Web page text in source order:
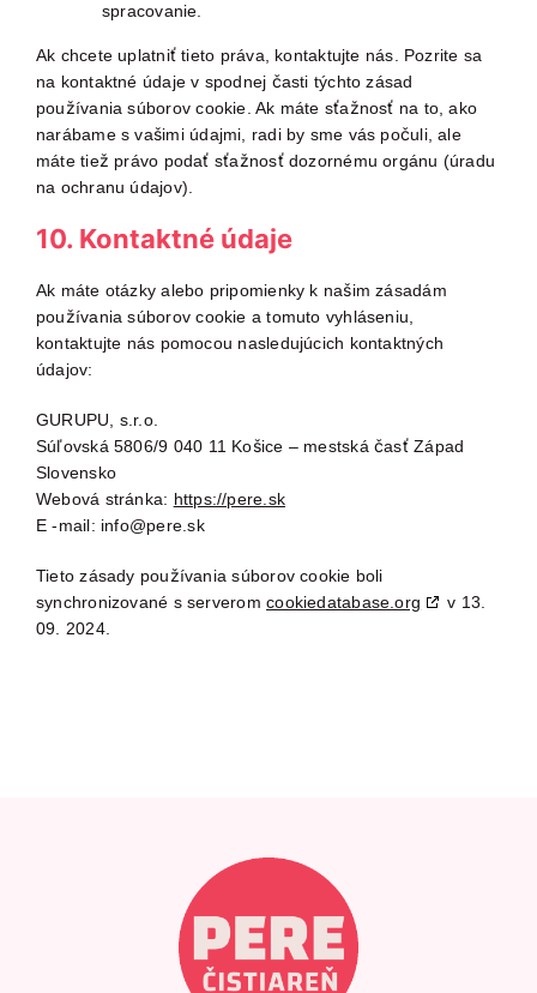
spracovanie.
Ak chcete uplatniť tieto práva, kontaktujte nás. Pozrite sa
na kontaktné údaje v spodnej časti týchto zásad
používania súborov cookie. Ak máte sťažnosť na to, ako
narábame s vašimi údajmi, radi by sme vás počuli, ale
máte tiež právo podať sťažnosť dozornému orgánu (úradu
na ochranu údajov).
10. Kontaktné údaje
Ak máte otázky alebo pripomienky k našim zásadám
používania súborov cookie a tomuto vyhláseniu,
kontaktujte nás pomocou nasledujúcich kontaktných
údajov:
GURUPU, s.r.o.
Súľovská 5806/9 040 11 Košice – mestská časť Západ
Slovensko
Webová stránka: https://pere.sk
E -mail: info@pere.sk
Tieto zásady používania súborov cookie boli
synchronizované s serveromcookiedatabase.org
v 13.
09. 2024.